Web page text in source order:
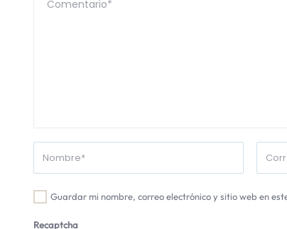
Guardar mi nombre, correo electrónico y sitio web en
Recaptcha